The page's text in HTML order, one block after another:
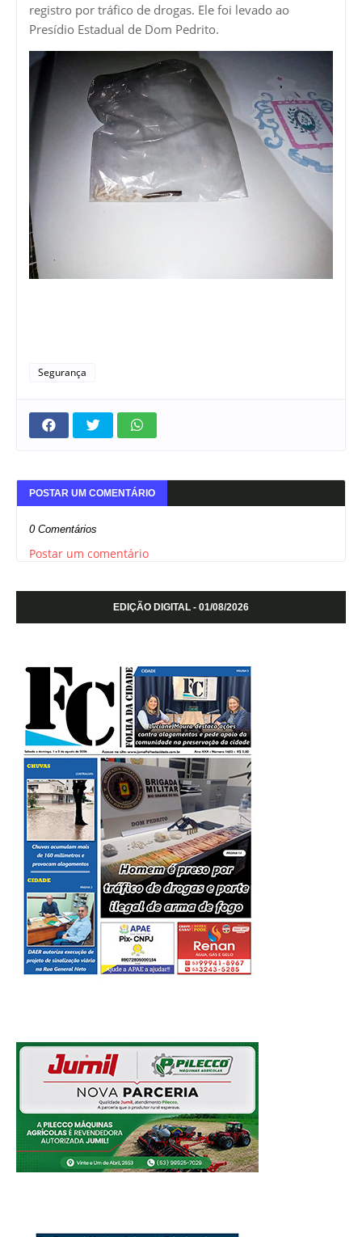
registro por tráfico de drogas. Ele foi levado ao
Presídio Estadual de Dom Pedrito.
Segurança
POSTAR UM COMENTÁRIO
0 Comentários
Postar um comentário
EDIÇÃO DIGITAL - 01/08/2026